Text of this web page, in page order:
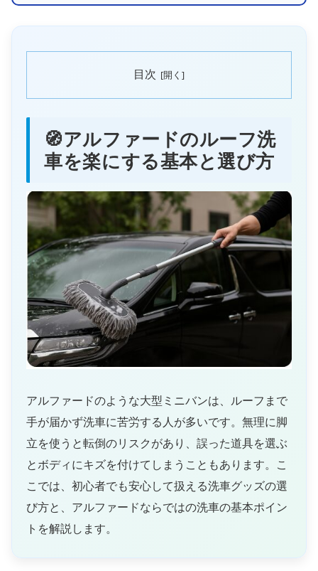
目次
🧭アルファードのルーフ洗
車を楽にする基本と選び方
アルファードのような大型ミニバンは、ルーフまで
手が届かず洗車に苦労する人が多いです。無理に脚
立を使うと転倒のリスクがあり、誤った道具を選ぶ
とボディにキズを付けてしまうこともあります。こ
こでは、初心者でも安心して扱える洗車グッズの選
び方と、アルファードならではの洗車の基本ポイン
トを解説します。